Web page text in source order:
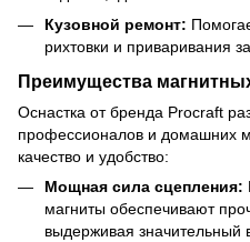
Кузовной ремонт:
рихтовки и приваривания
Преимущества
Оснастка от бренда Procraft
профессионалов и домашних
качество и удобство:
Мощная сила сцепления:
магниты обеспечивают
выдерживая значительный